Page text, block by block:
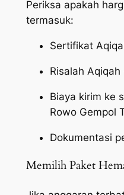
Periksa apakah
termasuk:
Sertifikat
Risalah
Biaya kirim ke
Rowo Gempol
Dokumentasi
Memilih Paket